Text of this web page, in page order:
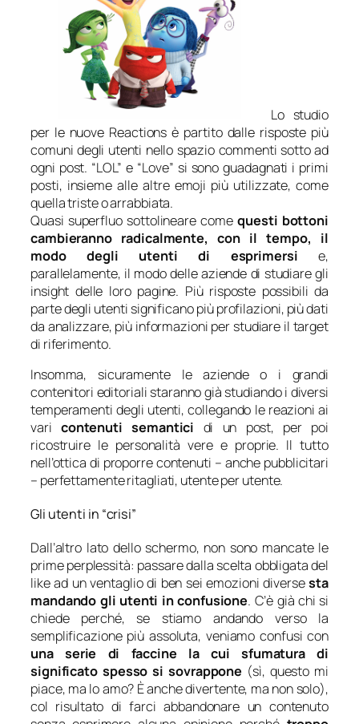
Lo studio
per le nuove Reactions è partito dalle risposte più
comuni degli utenti nello spazio commenti sotto ad
ogni post. “LOL” e “Love” si sono guadagnati i primi
posti, insieme alle altre emoji più utilizzate, come
quella triste o arrabbiata.
Quasi superfluo sottolineare comequesti bottoni
cambieranno radicalmente, con il tempo, il
modo degli utenti di esprimersi e,
parallelamente, il modo delle aziende di studiare gli
insight delle loro pagine. Più risposte possibili da
parte degli utenti significano più profilazioni, più dati
da analizzare, più informazioni per studiare il target
di riferimento.
Insomma, sicuramente le aziende o i grandi
contenitori editoriali staranno già studiando i diversi
temperamenti degli utenti, collegando le reazioni ai
vari contenuti semantici di un post, per poi
ricostruire le personalità vere e proprie. Il tutto
nell’ottica di proporre contenuti – anche pubblicitari
– perfettamente ritagliati, utente per utente.
Gli utenti in “crisi”
Dall’altro lato dello schermo, non sono mancate le
prime perplessità: passare dalla scelta obbligata del
likead un ventaglio di ben sei emozioni diversesta
mandando gli utenti in confusione. C’è già chi si
chiede perché, se stiamo andando verso la
semplificazione più assoluta, veniamo confusi con
una serie di faccine la cui sfumatura di
significato spesso si sovrappone (sì, questo mi
piace, ma lo amo? È anche divertente, ma non solo),
col risultato di farci abbandonare un contenuto